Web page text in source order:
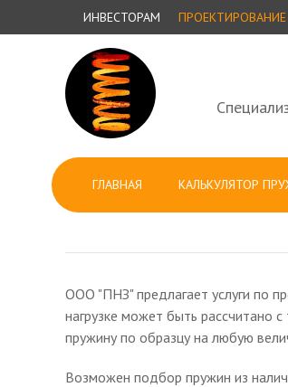
ИНВЕСТОРАМ ПРОЕКТИРОВАНИЕ
ГЛАВНАЯ КАЛЬКУЛЯТОР
ООО "ПНЗ" предлагает услуги по
нагрузке может быть рассчитано
пружину по образцу на любую
Возможен подбор пружин из